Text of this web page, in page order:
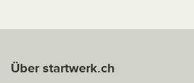
Über startwerk.ch